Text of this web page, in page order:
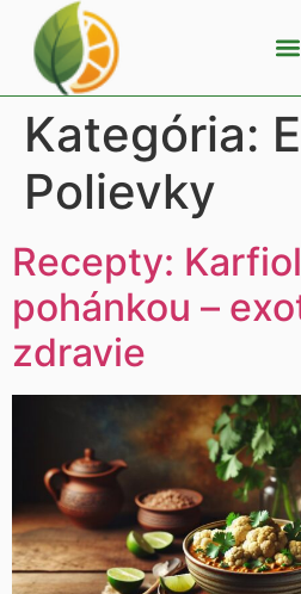
Kategória:
Polievky
Recepty:
pohánkou –
zdravie